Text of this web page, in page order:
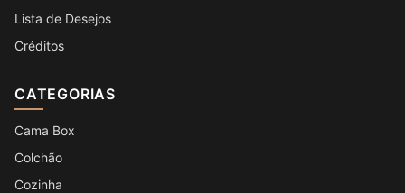
Lista de Desejos
Créditos
CATEGORIAS
Cama Box
Colchão
Cozinha